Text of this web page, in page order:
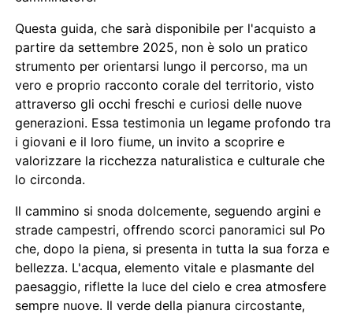
Questa guida, che sarà disponibile per l'acquisto a
partire da settembre 2025, non è solo un pratico
strumento per orientarsi lungo il percorso, ma un
vero e proprio racconto corale del territorio, visto
attraverso gli occhi freschi e curiosi delle nuove
generazioni. Essa testimonia un legame profondo tra
i giovani e il loro fiume, un invito a scoprire e
valorizzare la ricchezza naturalistica e culturale che
lo circonda.
Il cammino si snoda dolcemente, seguendo argini e
strade campestri, offrendo scorci panoramici sul Po
che, dopo la piena, si presenta in tutta la sua forza e
bellezza. L'acqua, elemento vitale e plasmante del
paesaggio, riflette la luce del cielo e crea atmosfere
sempre nuove. Il verde della pianura circostante,